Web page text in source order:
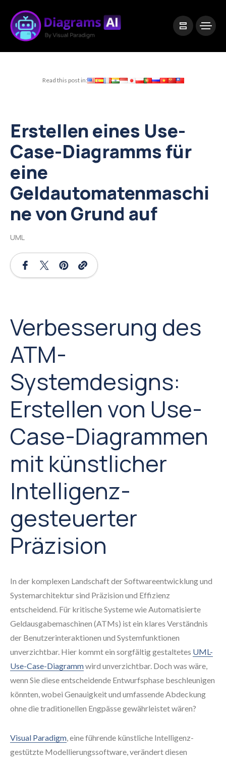
Read this post in:
Erstellen eines Use-
Case-Diagramms für
eine
Geldautomatenmaschi
ne von Grund auf
UML
Verbesserung des
ATM-
Systemdesigns:
Erstellen von Use-
Case-Diagrammen
mit künstlicher
Intelligenz-
gesteuerter
Präzision
In der komplexen Landschaft der Softwareentwicklung und
Systemarchitektur sind Präzision und Effizienz
entscheidend. Für kritische Systeme wie Automatisierte
Geldausgabemaschinen (ATMs) ist ein klares Verständnis
der Benutzerinteraktionen und Systemfunktionen
unverzichtbar. Hier kommt ein sorgfältig gestaltetes UML-
Use-Case-Diagrammwird unverzichtbar. Doch was wäre,
wenn Sie diese entscheidende Entwurfsphase beschleunigen
könnten, wobei Genauigkeit und umfassende Abdeckung
ohne die traditionellen Engpässe gewährleistet wären?
Visual Paradigm, eine führende künstliche Intelligenz-
gestützte Modellierungssoftware, verändert diesen